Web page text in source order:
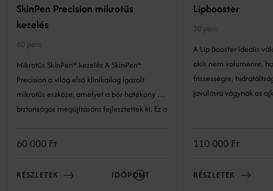
SkinPen Precision mikrotűs
kezelés
60 perc
Mikrotűs SkinPen® kezelés A SkinPen®
Precision a világ első klinikailag igazolt
mikrotűs eszköze, amelyet a bőr hatékony és
biztonságos megújítására fejlesztettek ki. Ez a
szerkezetének kockázatmentes és látványos
természetes öngyógyulási folyamataira épít:
kontrollált mélységben és intenzitással
60 000 Ft
RÉSZLETEK IDŐPONT
Lipbooster
30 perc
A Lip Booster ideális
akik nem volumenre,
frissességre, hidratáltságra és
javulásra vágynak az
110 000 Ft
RÉSZLETEK